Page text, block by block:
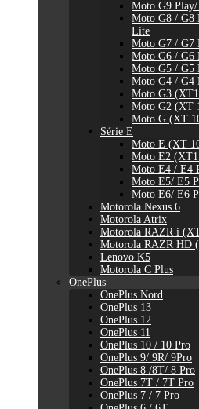
Moto G9
Moto G8 / G8
Lite
Moto G7 / G7
Moto G6 / G6
Moto G5 / G5
Moto G4 / G4
Moto G3
Moto G2 (XT
Moto G (XT
Série E
Moto E (XT
Moto E2
Moto E4 / E4
Moto E5/ E5
Moto E6/ E6
Motorola Nexus 6
Motorola Atrix
Motorola RAZR i
Motorola RAZR HD
Lenovo K5
Motorola C Plus
OnePlus
OnePlus Nord
OnePlus 13
OnePlus 12
OnePlus 11
OnePlus 10 / 10 Pro
OnePlus 9/ 9R/ 9Pro
OnePlus 8 /8T/ 8 Pro
OnePlus 7T / 7T Pro
OnePlus 7 / 7 Pro